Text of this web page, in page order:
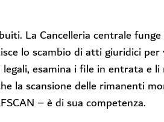
La Cancelleria centrale
lo scambio di atti giuridici
esamina i file in entrata e
la scansione delle rimanenti
– è di sua competenza.